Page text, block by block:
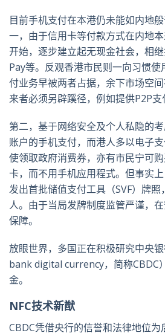
目前手机支付在本港仍未能如内地
一，由于信用卡等付款方式在内地
开始，逐步建立起无现金社会，相
Pay等。反观香港市民则一向习惯
付业务早被两者占据，余下市场空
来者必须另辟蹊径，例如提供P2P支
第二，基于网络安全及个人私隐的
账户的手机支付，而港人多以电子
使领取政府消费券，亦有市民宁可
卡，而不用手机应用程式。但事实
发出首批储值支付工具（SVF）牌
人。由于当局发牌制度监管严谨，
保障。
放眼世界，多国正在积极研究中央
bank digital currency，简称CBDC
金。
NFC技术新猷
CBDC凭借央行的信誉和法律地位